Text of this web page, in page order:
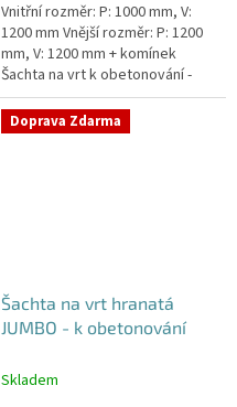
Vnitřní rozměr: P: 1000 mm, V:
1200 mm Vnější rozměr: P: 1200
mm, V: 1200 mm + komínek
Šachta na vrt k obetonování -
vhodná pod parkovací stání,
komunikace nebo do míst...
Doprava Zdarma
Šachta na vrt hranatá
JUMBO - k obetonování
Skladem